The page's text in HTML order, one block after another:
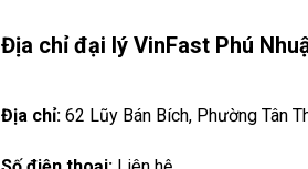
Địa chỉ đại lý VinFast Phú
Địa chỉ: 62 Lũy Bán Bích, Phường Tân